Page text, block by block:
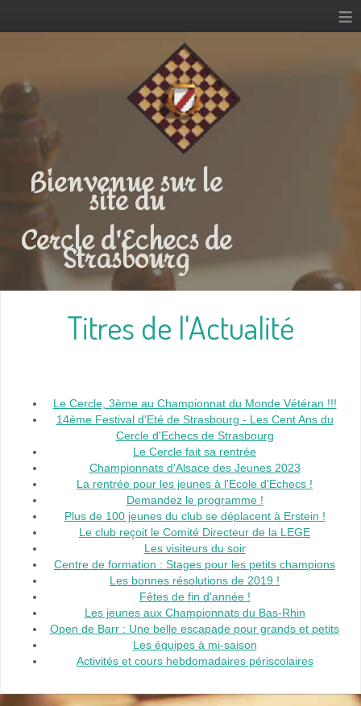
≡
Bienvenue sur le
site du
Cercle d'Echecs de
Strasbourg
Titres de l'Actualité
Le Cercle, 3ème au Championnat du Monde Vétéran !!!
14ème Festival d'Eté de Strasbourg - Les Cent Ans du
Cercle d'Echecs de Strasbourg
Le Cercle fait sa rentrée
Championnats d'Alsace des Jeunes 2023
La rentrée pour les jeunes à l'Ecole d'Echecs !
Demandez le programme !
Plus de 100 jeunes du club se déplacent à Erstein !
Le club reçoit le Comité Directeur de la LEGE
Les visiteurs du soir
Centre de formation : Stages pour les petits champions
Les bonnes résolutions de 2019 !
Fêtes de fin d'année !
Les jeunes aux Championnats du Bas-Rhin
Open de Barr : Une belle escapade pour grands et petits
Les équipes à mi-saison
Activités et cours hebdomadaires périscolaires